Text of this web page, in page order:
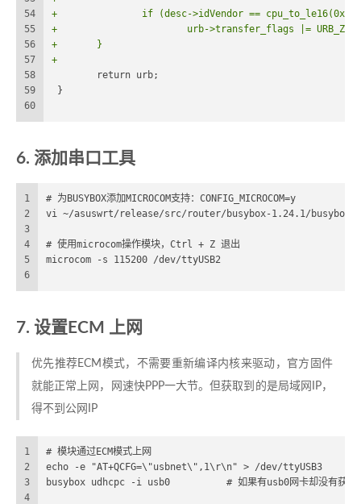
54
55
56
57
58
59
60
+		if (desc->idVendor ==
+			urb->transfer_flags |=
+	}
+
return urb;
}
6. 添加串口工具
1
2
3
4
5
6
# 为BUSYBOX添加MICROCOM支持：CONFIG_MICROCOM=y
vi ~/asuswrt/release/src/router/busybox-1.24.1/busybox-
# 使用microcom操作模块，Ctrl + Z 退出
microcom -s 115200 /dev/ttyUSB2
7. 设置ECM 上网
优先推荐ECM模式，不需要重新编译内核来驱动，官方固件
就能正常上网，网速快PPP一大节。但获取到的是局域网IP，
得不到公网IP
1
2
3
4
# 模块通过ECM模式上网
busybox udhcpc -i usb0		# 如果有usb0网卡